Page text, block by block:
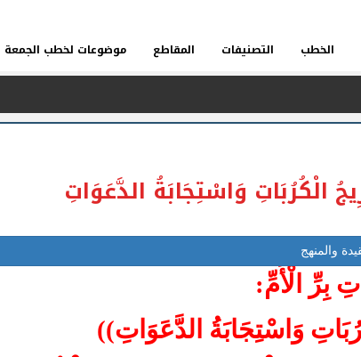
الخطب التصنيفات المقاطع موضوعات لخطب الجمعة
عَلَى مُرَوِّجِي الْمُخَدِّرَاتِ
الْكُرُبَاتِ وَاسْتِجَابَةُ الدَّعَوَاتِ
والمنهج
بِرِّ الْأُمِّ:
وَاسْتِجَابَةُ الدَّعَوَاتِ))